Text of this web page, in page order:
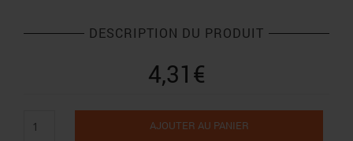
DESCRIPTION DU PRODUIT
4,31 €
de
AJOUTER AU PANIER